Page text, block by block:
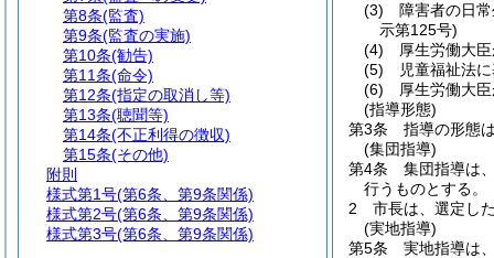
(3)
障害者の日
示第125号)
(4)
厚生労働大
(5)
児童福祉法
(6)
厚生労働大
(指導形態)
第3条
指導の形態
(集団指導)
第4条
集団指導は
行うものとする。
2
市長は、選定し
(実地指導)
第5条
実地指導は
第8条(監査)
第9条(監査の実施)
第10条(勧告)
第11条(命令)
第12条(指定の取消し等)
第13条(聴聞等)
第14条(不正利得の徴収)
第15条(その他)
附則
様式第1号(第6条、第9条関係)
様式第2号(第6条、第9条関係)
様式第3号(第6条、第9条関係)